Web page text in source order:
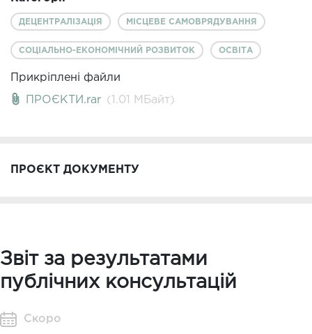
ДЕЦЕНТРАЛІЗАЦІЯ МІСЦЕВЕ САМОВРЯДУВАННЯ
СОЦІАЛЬНО-ЕКОНОМІЧНИЙ РОЗВИТОК ОСВІТА
Прикріплені файли
ПРОЄКТИ.rar (1.01 MБайт)
ПРОЄКТ ДОКУМЕНТУ
Звіт за результатами
публічних консультацій
Скоро